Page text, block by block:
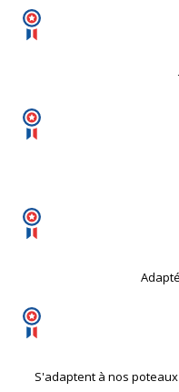
S'adaptent à nos